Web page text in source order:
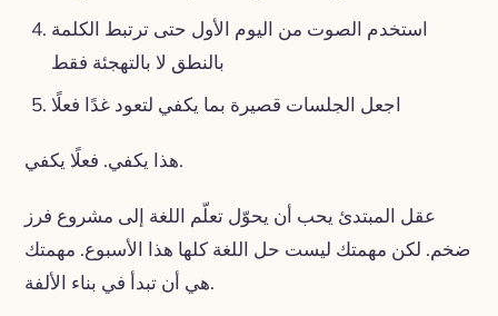
استخدم الصوت من اليوم الأول حتى ترتبط الكلمة
بالنطق لا بالتهجئة فقط
اجعل الجلسات قصيرة بما يكفي لتعود غدًا فعلًا
هذا يكفي. فعلًا يكفي.
عقل المبتدئ يحب أن يحوّل تعلّم اللغة إلى مشروع فرز
ضخم. لكن مهمتك ليست حل اللغة كلها هذا الأسبوع. مهمتك
هي أن تبدأ في بناء الألفة.